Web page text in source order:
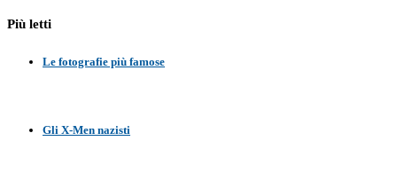
Più letti
Le fotografie più famose
Gli X-Men nazisti